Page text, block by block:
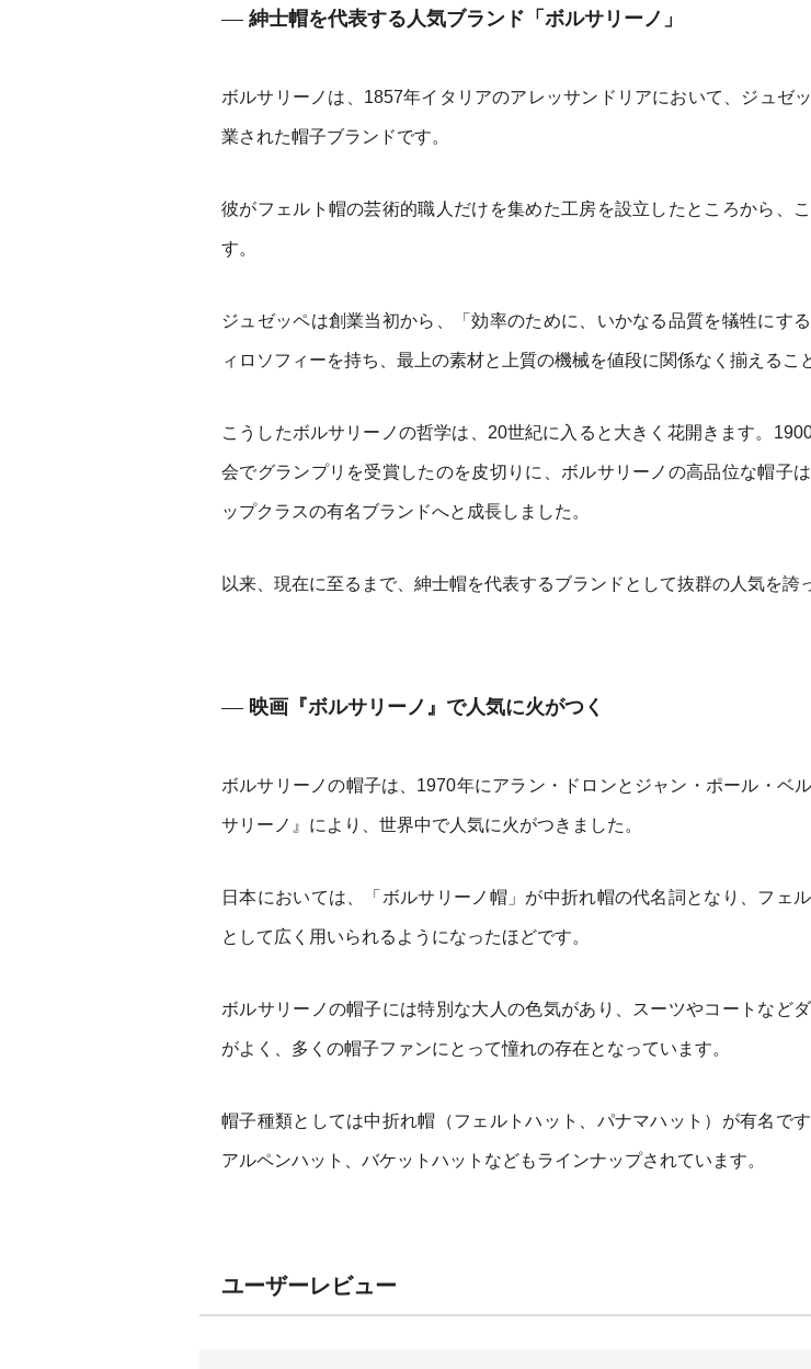
紳士帽を代表する人気ブランド「ボルサリーノ」
ボルサリーノは、1857年イタリアのアレッサンドリアにおいて、ジュゼ
業された帽子ブランドです。
彼がフェルト帽の芸術的職人だけを集めた工房を設立したところから、
す。
ジュゼッペは創業当初から、「効率のために、いかなる品質を犠牲にす
ィロソフィーを持ち、最上の素材と上質の機械を値段に関係なく揃えるこ
こうしたボルサリーノの哲学は、20世紀に入ると大きく花開きます。
会でグランプリを受賞したのを皮切りに、ボルサリーノの高品位な帽子
ップクラスの有名ブランドへと成長しました。
以来、現在に至るまで、紳士帽を代表するブランドとして抜群の人気を誇
映画『ボルサリーノ』で人気に火がつく
ボルサリーノの帽子は、1970年にアラン・ドロンとジャン・ポール・ベ
サリーノ』により、世界中で人気に火がつきました。
日本においては、「ボルサリーノ帽」が中折れ帽の代名詞となり、フェ
として広く用いられるようになったほどです。
ボルサリーノの帽子には特別な大人の色気があり、スーツやコートなど
がよく、多くの帽子ファンにとって憧れの存在となっています。
帽子種類としては中折れ帽（フェルトハット、パナマハット）が有名で
アルペンハット、バケットハットなどもラインナップされています。
ユーザーレビュー